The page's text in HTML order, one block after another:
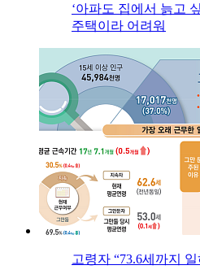
‘아파도 집에서 늙고
주택이라 어려워
고령자 “73.6세까지